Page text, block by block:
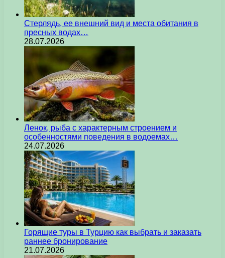
Стерлядь, ее внешний вид и места обитания в
пресных водах…
28.07.2026
Ленок, рыба с характерным строением и
особенностями поведения в водоемах…
24.07.2026
Горящие туры в Турцию как выбрать и заказать
раннее бронирование
21.07.2026